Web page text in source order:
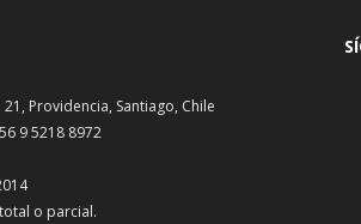
Providencia, Santiago, Chile
9 5218 8972
o parcial.